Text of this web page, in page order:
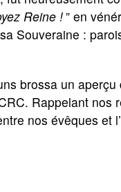
Reine !” en
Souveraine :
brossa un aperçu
Rappelant nos
nos évêques et